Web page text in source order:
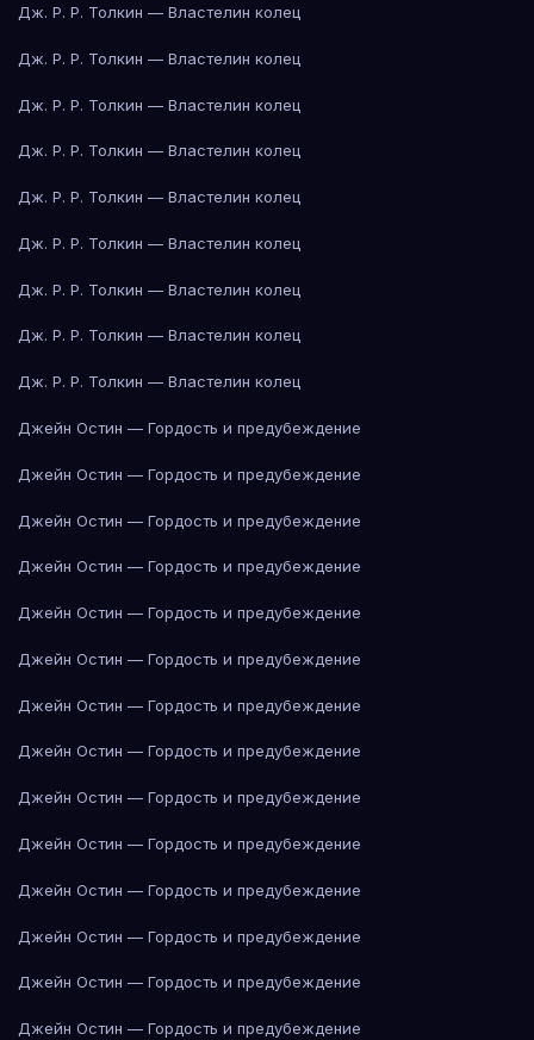
Дж. Р. Р. Толкин — Властелин колец
Дж. Р. Р. Толкин — Властелин колец
Дж. Р. Р. Толкин — Властелин колец
Дж. Р. Р. Толкин — Властелин колец
Дж. Р. Р. Толкин — Властелин колец
Дж. Р. Р. Толкин — Властелин колец
Дж. Р. Р. Толкин — Властелин колец
Дж. Р. Р. Толкин — Властелин колец
Дж. Р. Р. Толкин — Властелин колец
Джейн Остин — Гордость и предубеждение
Джейн Остин — Гордость и предубеждение
Джейн Остин — Гордость и предубеждение
Джейн Остин — Гордость и предубеждение
Джейн Остин — Гордость и предубеждение
Джейн Остин — Гордость и предубеждение
Джейн Остин — Гордость и предубеждение
Джейн Остин — Гордость и предубеждение
Джейн Остин — Гордость и предубеждение
Джейн Остин — Гордость и предубеждение
Джейн Остин — Гордость и предубеждение
Джейн Остин — Гордость и предубеждение
Джейн Остин — Гордость и предубеждение
Джейн Остин — Гордость и предубеждение